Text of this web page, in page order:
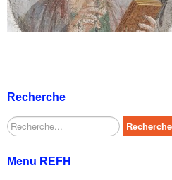
Recherche
Rechercher Recherche
Menu REFH